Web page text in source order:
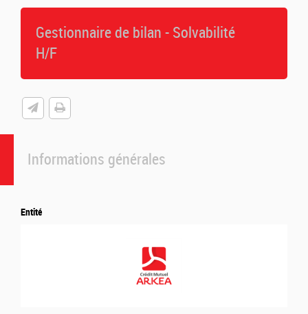
Gestionnaire de bilan - Solvabilité
H/F
Informations générales
Entité